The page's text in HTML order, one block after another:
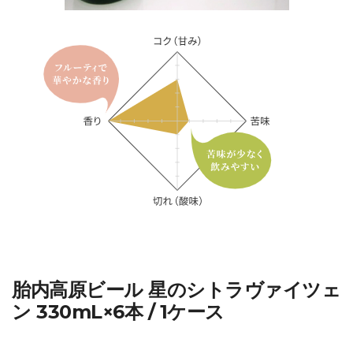
胎内高原ビール 星のシトラヴァイツェ
ン 330mL×6本 / 1ケース